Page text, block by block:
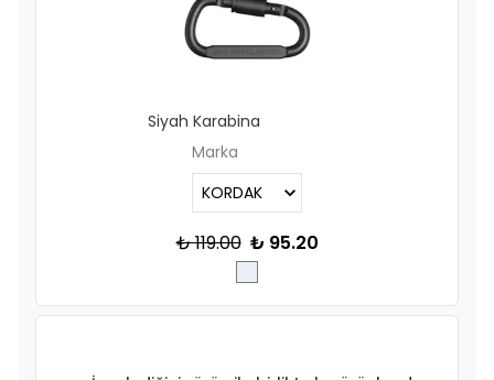
Siyah Karabina
Marka
₺ 119.00 ₺ 95.20